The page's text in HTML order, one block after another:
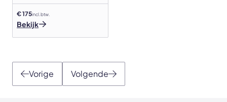
€ 175incl. btw.
Bekijk
Vorige Volgende